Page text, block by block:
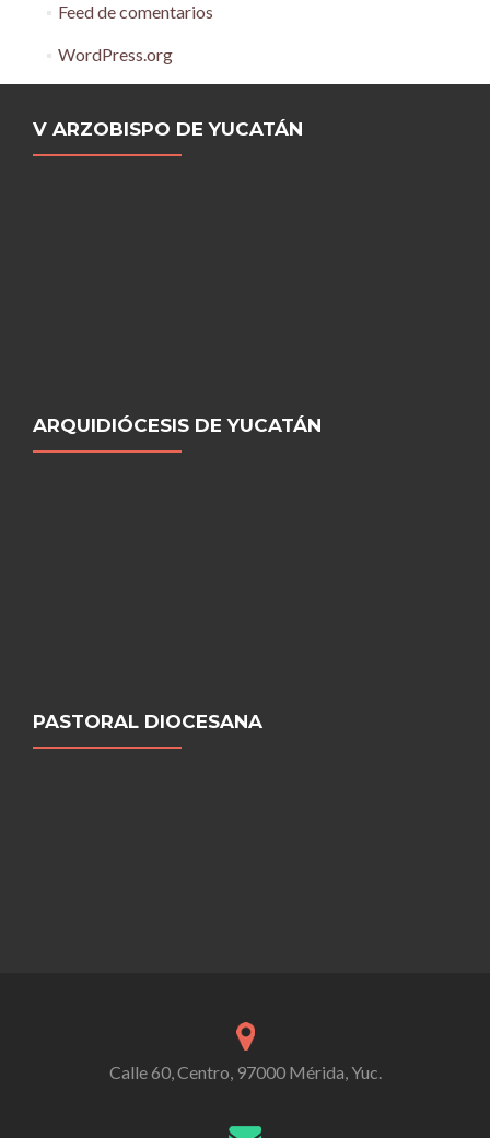
Feed de comentarios
WordPress.org
V ARZOBISPO DE YUCATÁN
ARQUIDIÓCESIS DE YUCATÁN
PASTORAL DIOCESANA
Calle 60, Centro, 97000 Mérida, Yuc.